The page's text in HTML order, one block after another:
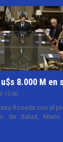
8.000 M en
15:00
Rosada con el
de Salud, Mario